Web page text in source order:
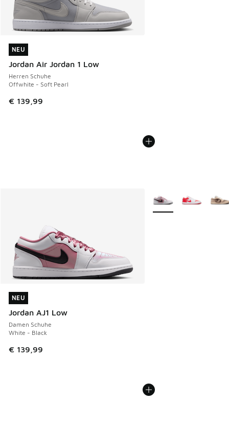
NEU
Jordan Air Jordan 1 Low
Herren Schuhe
Offwhite - Soft Pearl
€ 139,99
NEU
NEU
Jordan AJ1 Low
Damen Schuhe
White - Black
€ 139,99
NEU
Weitere Farben